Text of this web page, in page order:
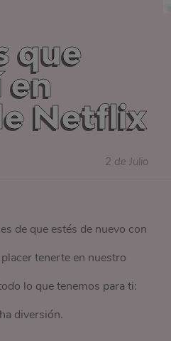
que
en
Netflix
2 de Julio
de que estés de nuevo con
tenerte en nuestro
lo que tenemos para ti:
diversión.